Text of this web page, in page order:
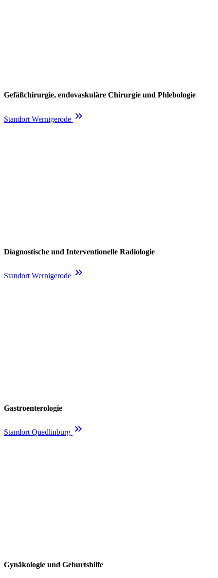
Gefäßchirurgie, endovaskuläre Chirurgie und Phlebologie
Standort Wernigerode keyboard_double_arrow_right
Diagnostische und Interventionelle Radiologie
Standort Wernigerode keyboard_double_arrow_right
Gastroenterologie
Standort Quedlinburg keyboard_double_arrow_right
Gynäkologie und Geburtshilfe